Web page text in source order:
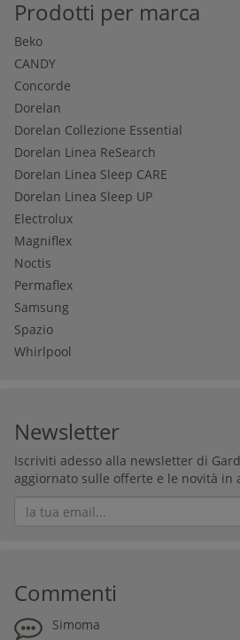
Prodotti per marca
Beko
CANDY
Concorde
Dorelan
Dorelan Collezione Essential
Dorelan Linea ReSearch
Dorelan Linea Sleep CARE
Dorelan Linea Sleep UP
Electrolux
Magniflex
Noctis
Permaflex
Samsung
Spazio
Whirlpool
Newsletter
Iscriviti adesso alla newsletter di
aggiornato sulle offerte e le novità in
Commenti
Simoma